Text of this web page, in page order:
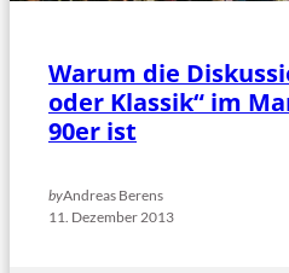
Warum die
oder Klassik“ im
90er ist
byAndreas Berens
11. Dezember 2013